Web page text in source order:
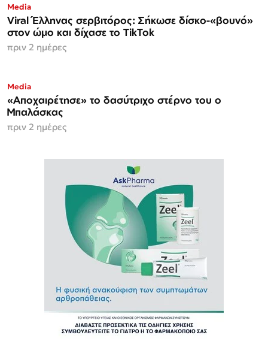
Media
Viral Έλληνας σερβιτόρος: Σήκωσε δίσκο-«βουνό»
στον ώμο και δίχασε το TikTok
πριν 2 ημέρες
Media
«Αποχαιρέτησε» το δασύτριχο στέρνο του ο
Μπαλάσκας
πριν 2 ημέρες